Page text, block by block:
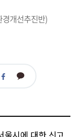
개선추진반)
페 카